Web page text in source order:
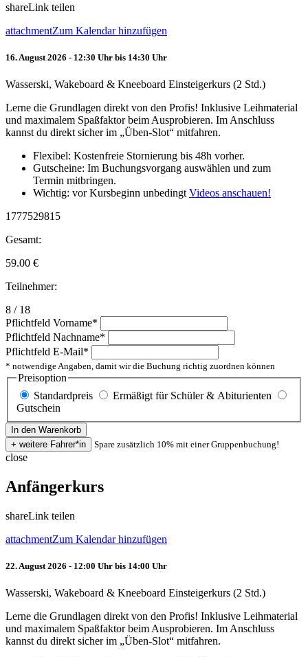
shareLink teilen
attachmentZum Kalendar hinzufügen
16. August 2026 - 12:30 Uhr bis 14:30 Uhr
Wasserski, Wakeboard & Kneeboard Einsteigerkurs (2 Std.)
Lerne die Grundlagen direkt von den Profis! Inklusive Leihmaterial
und maximalem Spaßfaktor beim Ausprobieren. Im Anschluss
kannst du direkt sicher im „Üben-Slot“ mitfahren.
Flexibel: Kostenfreie Stornierung bis 48h vorher.
Gutscheine: Im Buchungsvorgang auswählen und zum
Termin mitbringen.
Wichtig: vor Kursbeginn unbedingt Videos anschauen!
1777529815
Gesamt:
59.00 €
Teilnehmer:
8 / 18
Pflichtfeld Vorname*
Pflichtfeld Nachname*
Pflichtfeld E-Mail*
* notwendige Angaben, damit wir die Buchung richtig zuordnen können
Preisoption
Standardpreis
Ermäßigt für Schüler & Abiturienten
Gutschein
Spare zusätzlich 10% mit einer Gruppenbuchung!
close
Anfängerkurs
shareLink teilen
attachmentZum Kalendar hinzufügen
22. August 2026 - 12:00 Uhr bis 14:00 Uhr
Wasserski, Wakeboard & Kneeboard Einsteigerkurs (2 Std.)
Lerne die Grundlagen direkt von den Profis! Inklusive Leihmaterial
und maximalem Spaßfaktor beim Ausprobieren. Im Anschluss
kannst du direkt sicher im „Üben-Slot“ mitfahren.